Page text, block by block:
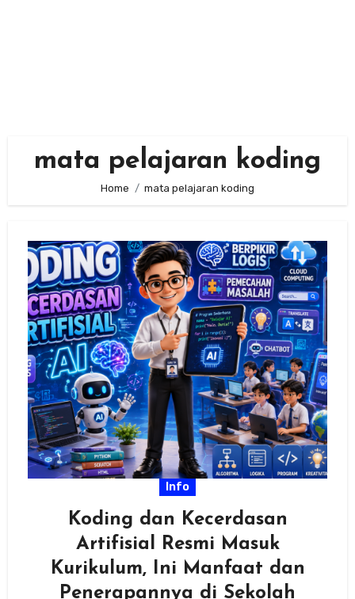
mata pelajaran koding
Home mata pelajaran koding
Info
Koding dan Kecerdasan
Artifisial Resmi Masuk
Kurikulum, Ini Manfaat dan
Penerapannya di Sekolah